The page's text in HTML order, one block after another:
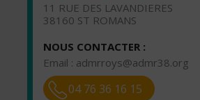
11 RUE DES LAVANDIERES
38160 ST ROMANS
NOUS CONTACTER :
Email : admrroys@admr38.org
04 76 36 16 15